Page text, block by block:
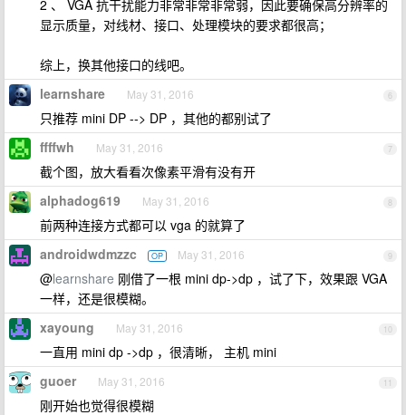
2 、 VGA 抗干扰能力非常非常非常弱，因此要确保高分辨率的
显示质量，对线材、接口、处理模块的要求都很高；
综上，换其他接口的线吧。
6
learnshare May 31, 2016
只推荐 mini DP --> DP ，其他的都别试了
7
ffffwh May 31, 2016
截个图，放大看看次像素平滑有没有开
8
alphadog619 May 31, 2016
前两种连接方式都可以 vga 的就算了
9
androidwdmzzc OP May 31, 2016
@learnshare 刚借了一根 mini dp->dp ，试了下，效果跟 VGA
一样，还是很模糊。
10
xayoung May 31, 2016
一直用 mini dp ->dp ，很清晰， 主机 mini
11
guoer May 31, 2016
刚开始也觉得很模糊